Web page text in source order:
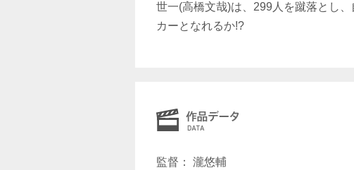
世一(高橋文哉)は、299人を蹴落とし
カーとなれるか!?
監督： 瀧悠輔